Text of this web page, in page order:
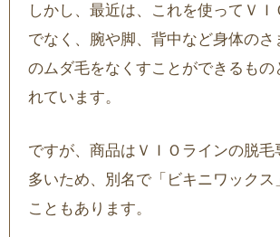
しかし、最近は、これを使ってＶＩ
でなく、腕や脚、背中など身体のさ
のムダ毛をなくすことができるもの
れています。
ですが、商品はＶＩＯラインの脱毛
多いため、別名で「ビキニワックス
こともあります。